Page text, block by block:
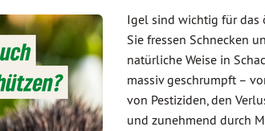
Igel sind wichtig für das
Sie fressen Schnecken
natürliche Weise in
massiv geschrumpft –
von Pestiziden, den
und zunehmend durch